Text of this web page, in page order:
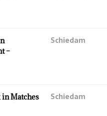
–
Schiedam
Matches Schiedam